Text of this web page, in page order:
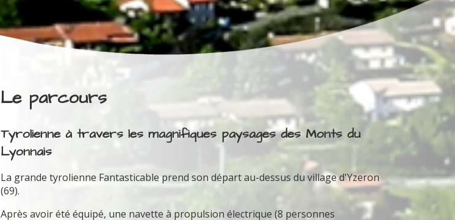
Le parcours
Tyrolienne à travers les magnifiques paysages des Monts du
Lyonnais
La grande tyrolienne Fantasticable prend son départ au-dessus du village d'Yzeron
(69).
Après avoir été équipé, une navette à propulsion électrique (8 personnes